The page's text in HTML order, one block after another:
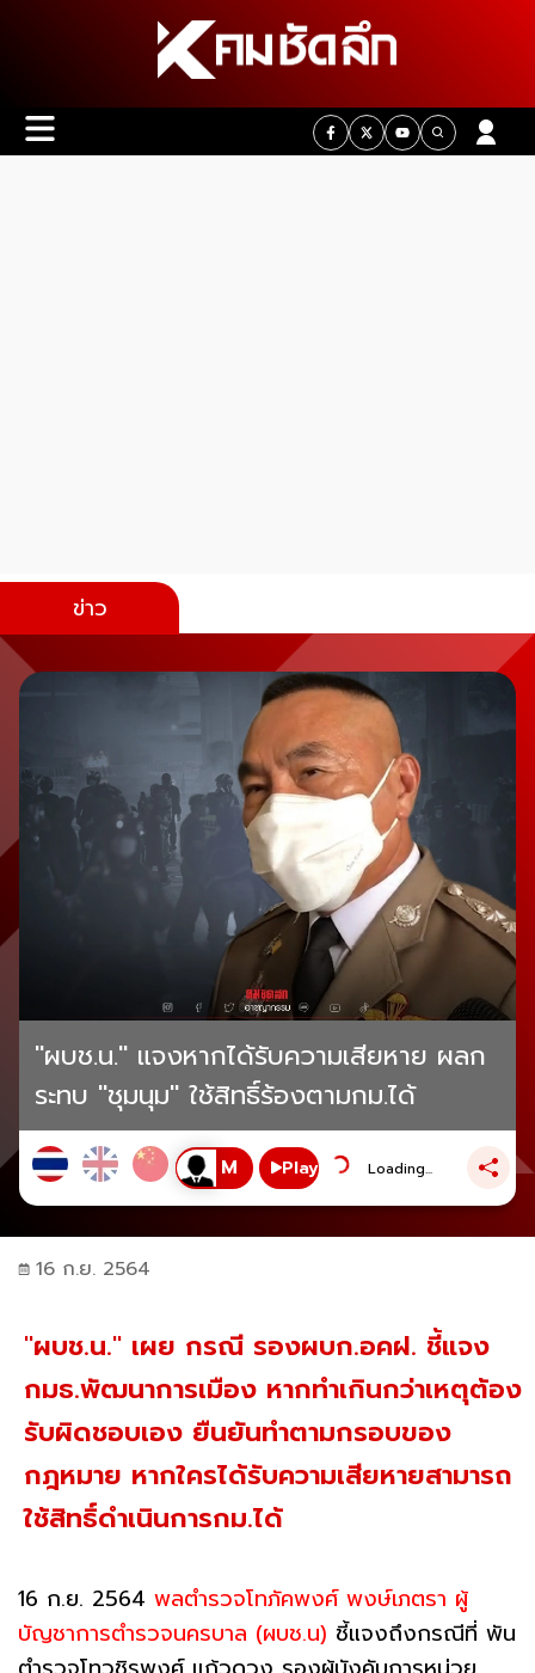
ข่าว
"ผบช.น." แจงหากได้รับความเสียหาย ผลก
ระทบ "ชุมนุม" ใช้สิทธิ์ร้องตามกม.ได้
Play Loading...
16 ก.ย. 2564
"ผบช.น." เผย กรณี รองผบก.อคฝ. ชี้แจง
กมธ.พัฒนาการเมือง หากทำเกินกว่าเหตุต้อง
รับผิดชอบเอง ยืนยันทำตามกรอบของ
กฎหมาย หากใครได้รับความเสียหายสามารถ
ใช้สิทธิ์ดำเนินการกม.ได้
16 ก.ย. 2564 พลตำรวจโทภัคพงศ์ พงษ์เภตรา ผู้
บัญชาการตำรวจนครบาล (ผบช.น) ชี้แจงถึงกรณีที่ พัน